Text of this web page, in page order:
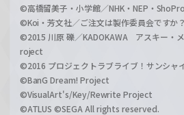
©高橋留美子・小学館／NHK・NEP・ShoPro
©Koi・芳文社／ご注文は製作委員会ですか
©2015 川原 礫／KADOKAWA アスキー・
roject
©2016 プロジェクトラブライブ！サンシャ
©BanG Dream! Project
©VisualArt's/Key/Rewrite Project
©ATLUS ©SEGA All rights reserved.